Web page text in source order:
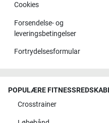
Cookies
Forsendelse- og
leveringsbetingelser
Fortrydelsesformular
POPULÆRE
Crosstrainer